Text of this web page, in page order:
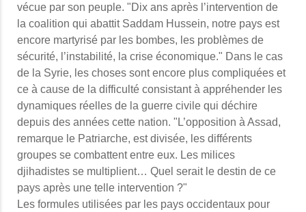
vécue par son peuple. "Dix ans après l’intervention de
la coalition qui abattit Saddam Hussein, notre pays est
encore martyrisé par les bombes, les problèmes de
sécurité, l’instabilité, la crise économique." Dans le cas
de la Syrie, les choses sont encore plus compliquées et
ce à cause de la difficulté consistant à appréhender les
dynamiques réelles de la guerre civile qui déchire
depuis des années cette nation. "L’opposition à Assad,
remarque le Patriarche, est divisée, les différents
groupes se combattent entre eux. Les milices
djihadistes se multiplient… Quel serait le destin de ce
pays après une telle intervention ?"
Les formules utilisées par les pays occidentaux pour